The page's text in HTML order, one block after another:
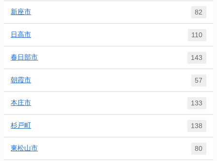
新座市 82
日高市 110
春日部市 143
朝霞市 57
本庄市 133
杉戸町 138
東松山市 80